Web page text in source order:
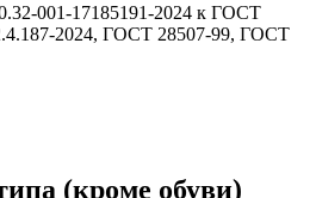
001-17185191-2024 к ГОСТ
2024, ГОСТ 28507-99, ГОСТ
(кроме обуви)